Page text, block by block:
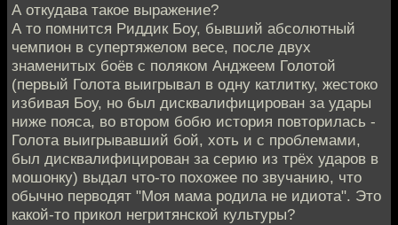
А откудава такое выражение?
А то помнится Риддик Боу, бывший абсолютный
чемпион в супертяжелом весе, после двух
знаменитых боёв с поляком Анджеем Голотой
(первый Голота выигрывал в одну катлитку, жестоко
избивая Боу, но был дисквалифицирован за удары
ниже пояса, во втором бобю история повторилась -
Голота выигрывавший бой, хоть и с проблемами,
был дисквалифицирован за серию из трёх ударов в
мошонку) выдал что-то похожее по звучанию, что
обычно перводят "Моя мама родила не идиота". Это
какой-то прикол негритянской культуры?